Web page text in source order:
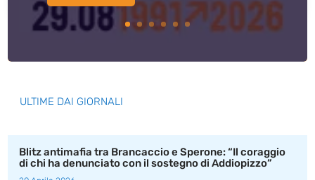
ULTIME DAI GIORNALI
Blitz antimafia tra Brancaccio e Sperone: “Il coraggio
di chi ha denunciato con il sostegno di Addiopizzo”